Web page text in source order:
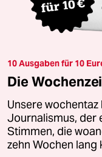
10 Ausgaben für 10
Die
Unsere
Journalismus, der
Stimmen, die
zehn Wochen lang